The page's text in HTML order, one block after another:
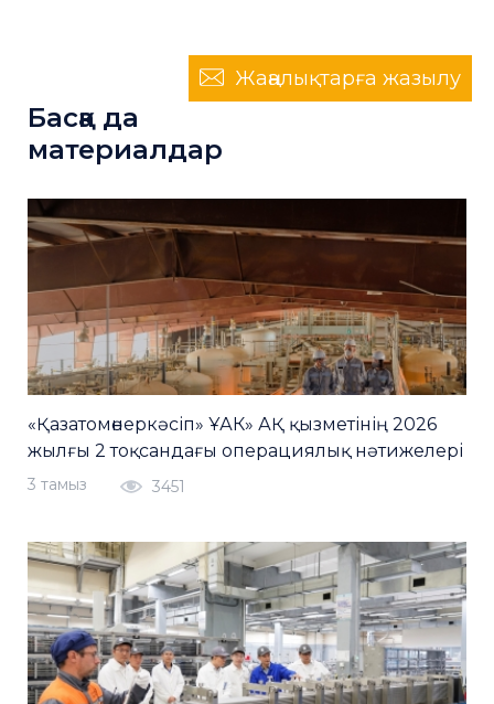
Жаңалықтарға жазылу
Басқа да
материалдар
«Қазатомөнеркәсіп» ҰАК» АҚ қызметінің 2026
жылғы 2 тоқсандағы операциялық нәтижелері
3 тамыз 3451